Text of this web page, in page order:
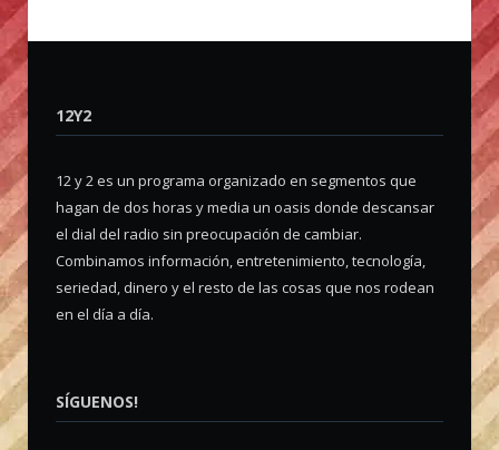
12Y2
12 y 2 es un programa organizado en segmentos que
hagan de dos horas y media un oasis donde descansar
el dial del radio sin preocupación de cambiar.
Combinamos información, entretenimiento, tecnología,
seriedad, dinero y el resto de las cosas que nos rodean
en el día a día.
SÍGUENOS!